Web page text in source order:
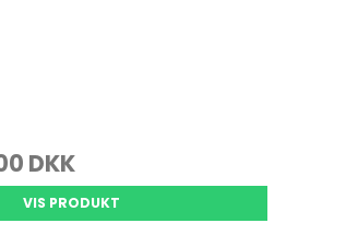
DKK
VIS PRODUKT